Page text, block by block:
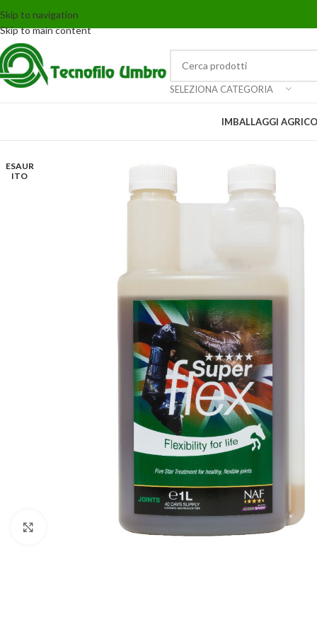
Skip to navigation
Skip to main content
SELEZIONA CATEGORIA
IMBALLAGGI
ESAUR
ITO
Clicca per ingrandire